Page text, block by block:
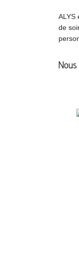
ALYS
de